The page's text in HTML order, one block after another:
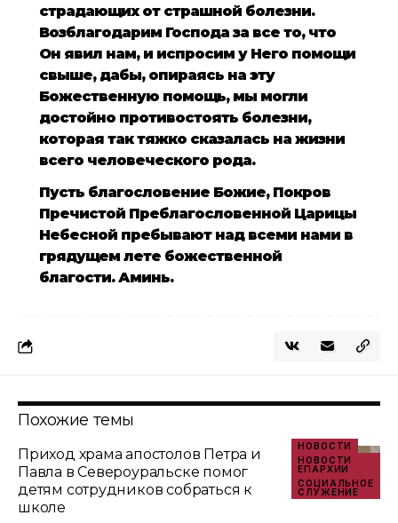
страдающих от страшной болезни.
Возблагодарим Господа за все то, что
Он явил нам, и испросим у Него помощи
свыше, дабы, опираясь на эту
Божественную помощь, мы могли
достойно противостоять болезни,
которая так тяжко сказалась на жизни
всего человеческого рода.
Пусть благословение Божие, Покров
Пречистой Преблагословенной Царицы
Небесной пребывают над всеми нами в
грядущем лете божественной
благости. Аминь.
Похожие темы
НОВОСТИ
НОВОСТИ
ЕПАРХИИ
СОЦИАЛЬНОЕ
СЛУЖЕНИЕ
Приход храма апостолов Петра и
Павла в Североуральске помог
детям сотрудников собраться к
школе